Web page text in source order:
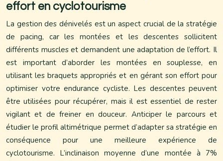
effort en cyclotourisme
La gestion des dénivelés est un aspect crucial de la stratégie
de pacing, car les montées et les descentes sollicitent
différents muscles et demandent une adaptation de l’effort. Il
est important d’aborder les montées en souplesse, en
utilisant les braquets appropriés et en gérant son effort pour
optimiser votre endurance cycliste. Les descentes peuvent
être utilisées pour récupérer, mais il est essentiel de rester
vigilant et de freiner en douceur. Anticiper le parcours et
étudier le profil altimétrique permet d’adapter sa stratégie en
conséquence pour une meilleure expérience de
cyclotourisme. L’inclinaison moyenne d’une montée à 7%